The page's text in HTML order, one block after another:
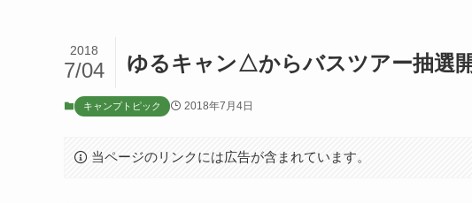
ゆるキャン△からバスツアー抽選
2018
7/04
キャンプトピック 2018年7月4日
当ページのリンクには広告が含まれています。